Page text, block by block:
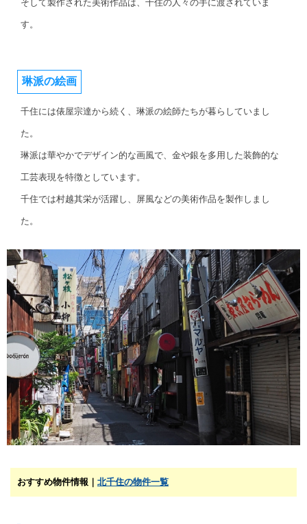
そして製作された美術作品は、千住の人々の手に渡されていま
す。
琳派の絵画
千住には俵屋宗達から続く、琳派の絵師たちが暮らしていまし
た。
琳派は華やかでデザイン的な画風で、金や銀を多用した装飾的な
工芸表現を特徴としています。
千住では村越其栄が活躍し、屏風などの美術作品を製作しまし
た。
おすすめ物件情報｜ 北千住の物件一覧